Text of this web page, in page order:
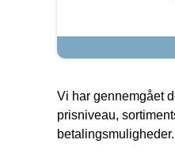
Vi har gennemgået
prisniveau,
betalingsmuligheder.